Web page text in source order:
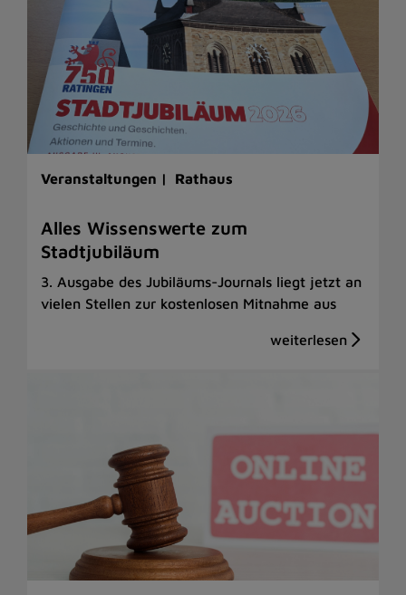
Veranstaltungen | Rathaus
Alles Wissenswerte zum
Stadtjubiläum
3. Ausgabe des Jubiläums-Journals liegt jetzt an
vielen Stellen zur kostenlosen Mitnahme aus